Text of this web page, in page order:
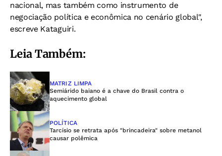
nacional, mas também como instrumento de
negociação política e econômica no cenário global",
escreve Kataguiri.
Leia Também:
MATRIZ LIMPA
Semiárido baiano é a chave do Brasil contra o
aquecimento global
POLÍTICA
Tarcísio se retrata após "brincadeira" sobre metanol
causar polêmica